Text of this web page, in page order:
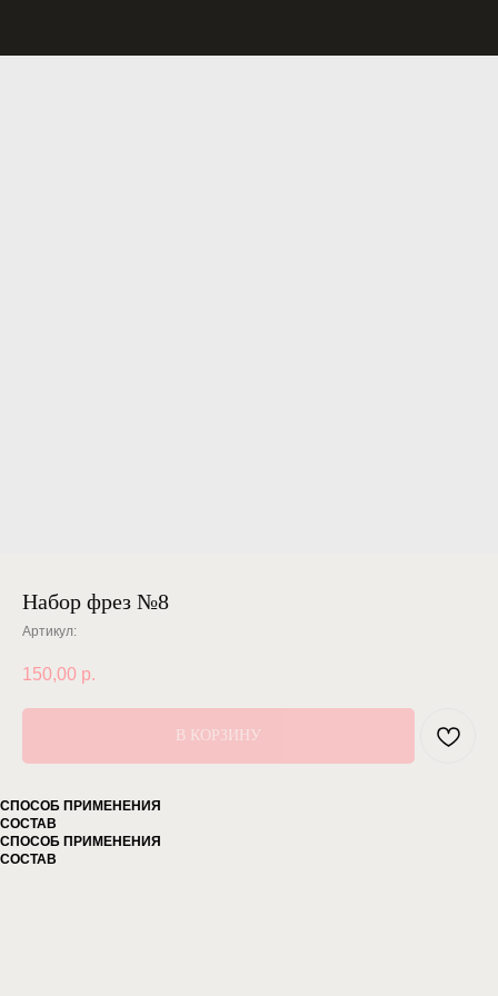
Набор фрез №8
Артикул:
150,00 р.
В КОРЗИНУ
СПОСОБ ПРИМЕНЕНИЯ
СОСТАВ
СПОСОБ ПРИМЕНЕНИЯ
СОСТАВ